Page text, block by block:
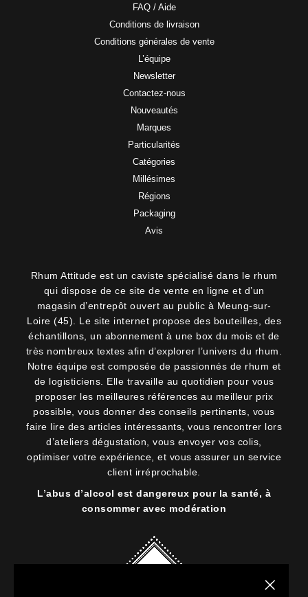
Fermer
FAQ / Aide
Conditions de livraison
Conditions générales de vente
L’équipe
Newsletter
Contactez-nous
Nouveautés
Marques
Particularités
Catégories
Millésimes
Régions
Packaging
Avis
Rhum Attitude est un caviste spécialisé dans le rhum
qui dispose de ce site de vente en ligne et d’un
magasin d’entrepôt ouvert au public à Meung-sur-
Loire (45). Le site internet propose des bouteilles, des
échantillons, un abonnement à une box du mois et de
très nombreux textes afin d’explorer l’univers du rhum.
Notre équipe est composée de passionnés de rhum et
de logisticiens. Elle travaille au quotidien pour vous
proposer les meilleures références au meilleur prix
possible, vous donner des conseils pertinents, vous
faire lire des articles intéressants, vous rencontrer lors
d’ateliers dégustation, vous envoyer vos colis,
optimiser votre expérience, et vous assurer un service
client irréprochable.
L’abus d’alcool est dangereux pour la santé, à
consommer avec modération